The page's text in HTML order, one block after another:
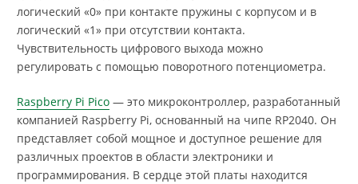
логический «0» при контакте пружины с корпусом и в
логический «1» при отсутствии контакта.
Чувствительность цифрового выхода можно
регулировать с помощью поворотного потенциометра.
Raspberry Pi Pico — это микроконтроллер, разработанный
компанией Raspberry Pi, основанный на чипе RP2040. Он
представляет собой мощное и доступное решение для
различных проектов в области электроники и
программирования. В сердце этой платы находится